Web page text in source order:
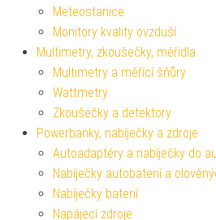
Meteostanice
Monitory kvality ovzduší
Multimetry, zkoušečky, měřidla
Multimetry a měřící šňůry
Wattmetry
Zkoušečky a detektory
Powerbanky, nabíječky a zdroje
Autoadaptéry a nabíječky do
Nabíječky autobaterií a
Nabíječky baterií
Napájecí zdroje